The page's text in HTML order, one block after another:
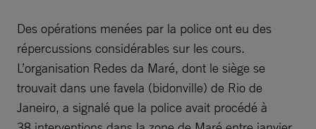
Des opérations menées par la police ont eu des
répercussions considérables sur les cours.
L’organisation Redes da Maré, dont le siège se
trouvait dans une favela (bidonville) de Rio de
Janeiro, a signalé que la police avait procédé à